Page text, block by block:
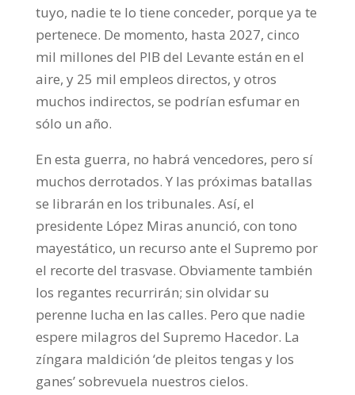
tuyo, nadie te lo tiene conceder, porque ya te
pertenece. De momento, hasta 2027, cinco
mil millones del PIB del Levante están en el
aire, y 25 mil empleos directos, y otros
muchos indirectos, se podrían esfumar en
sólo un año.
En esta guerra, no habrá vencedores, pero sí
muchos derrotados. Y las próximas batallas
se librarán en los tribunales. Así, el
presidente López Miras anunció, con tono
mayestático, un recurso ante el Supremo por
el recorte del trasvase. Obviamente también
los regantes recurrirán; sin olvidar su
perenne lucha en las calles. Pero que nadie
espere milagros del Supremo Hacedor. La
zíngara maldición ‘de pleitos tengas y los
ganes’ sobrevuela nuestros cielos.